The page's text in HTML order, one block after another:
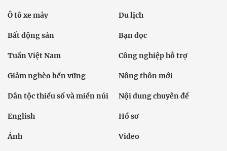
Ô tô xe máy Du lịch
Bất động sản Bạn đọc
Tuần Việt Nam Công nghiệp hỗ trợ
Giảm nghèo bền vững Nông thôn mới
Dân tộc thiểu số và miền núi Nội dung chuyên đề
English Hồ sơ
Ảnh Video